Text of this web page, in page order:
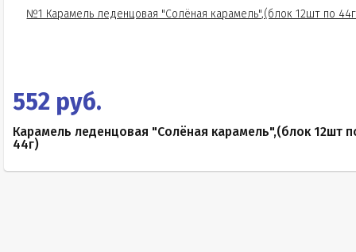
552 руб.
Карамель леденцовая "Солёная карамель",(блок 12шт
44г)